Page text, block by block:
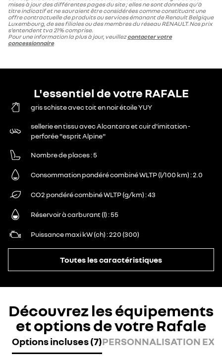
mises à jour des différentes pages du site ; elles ne sont données qu'à
titre indicatif et ne sauraient être considérées comme constituant une
offre contractuelle de produits ou services émanant de Renault Belgique
Luxembourg, de ses filiales ou des membres du réseau RENAULT. Nos prix
s’entendent tva 21% comprise.
Pour une information la plus à jour, veuillezcontacter votre
concessionnaire
L'essentiel de votre RAFALE
gris schiste avec toit en noir étoile YUY
sellerie en tissu avec Alcantara et cuir d'imitation -
perforée "esprit Alpine"
Nombre de places 5
Consommation pondéré combiné WLTP (l/100 km) 2.0
CO2 pondéré combiné WLTP (g/km) 43
Réservoir à carburant (l) 55
Puissance maxi kW (ch) 220 (300)
Toutes les caractéristiques
Découvrez les équipements
et options de votre Rafale
Options incluses (7)PERSONNALISATION